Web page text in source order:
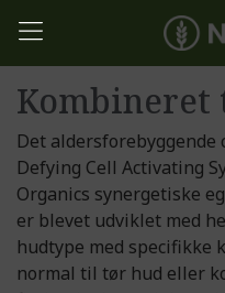
Det aldersforebyggende
Defying Cell Activating
Organics synergetiske
er blevet udviklet med
hudtype med
normal til tør hud eller